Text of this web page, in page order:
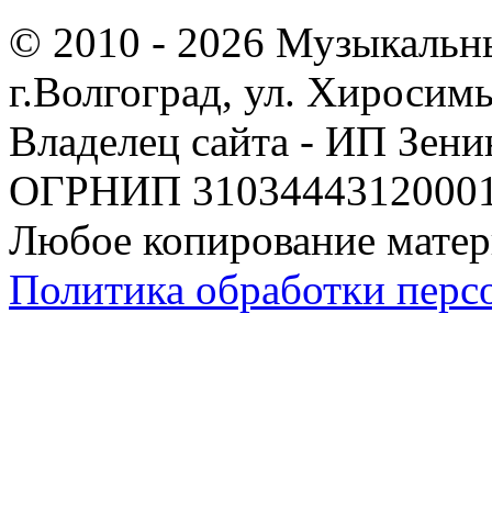
© 2010 - 2026
г.Волгоград, ул.
Владелец сайта - ИП
ОГРНИП
Любое копирование
Политика обработки